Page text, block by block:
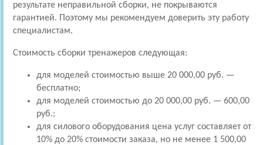
результате неправильной сборки, не покрываются
гарантией. Поэтому мы рекомендуем доверить эту работу
специалистам.
Стоимость сборки тренажеров следующая:
для моделей стоимостью выше 20 000,00 руб. —
бесплатно;
для моделей стоимостью до 20 000,00 руб. — 600,00
руб.;
для силового оборудования цена услуг составляет от
10% до 20% стоимости заказа, но не менее 1 500,00